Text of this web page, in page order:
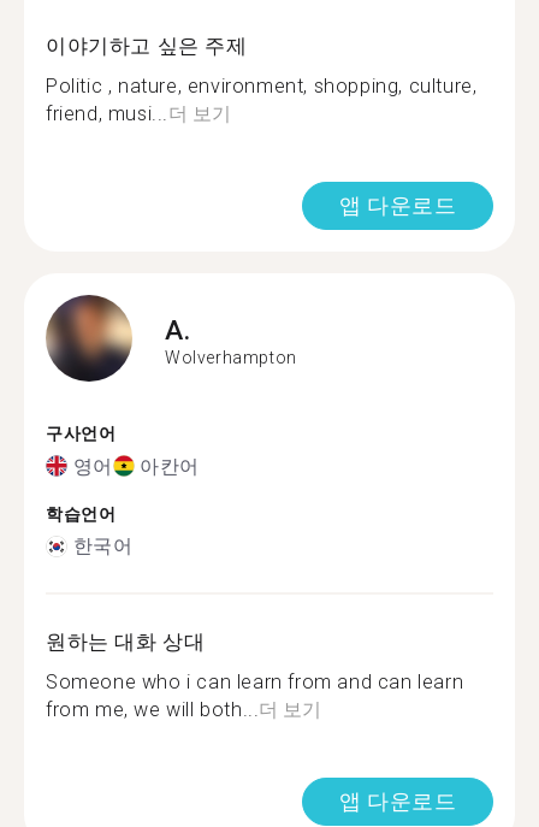
이야기하고 싶은 주제
Politic , nature, environment, shopping, culture,
friend, musi...더 보기
앱 다운로드
A.
Wolverhampton
구사언어
영어 아칸어
학습언어
한국어
원하는 대화 상대
Someone who i can learn from and can learn
from me, we will both...더 보기
앱 다운로드